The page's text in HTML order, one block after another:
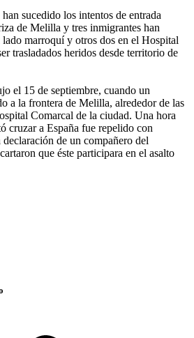
sucedido los intentos de entrada
de Melilla y tres inmigrantes han
marroquí y otros dos en el Hospital
trasladados heridos desde territorio de
el 15 de septiembre, cuando un
a la frontera de Melilla, alrededor de las
Comarcal de la ciudad. Una hora
cruzar a España fue repelido con
de un compañero del
que éste participara en el asalto